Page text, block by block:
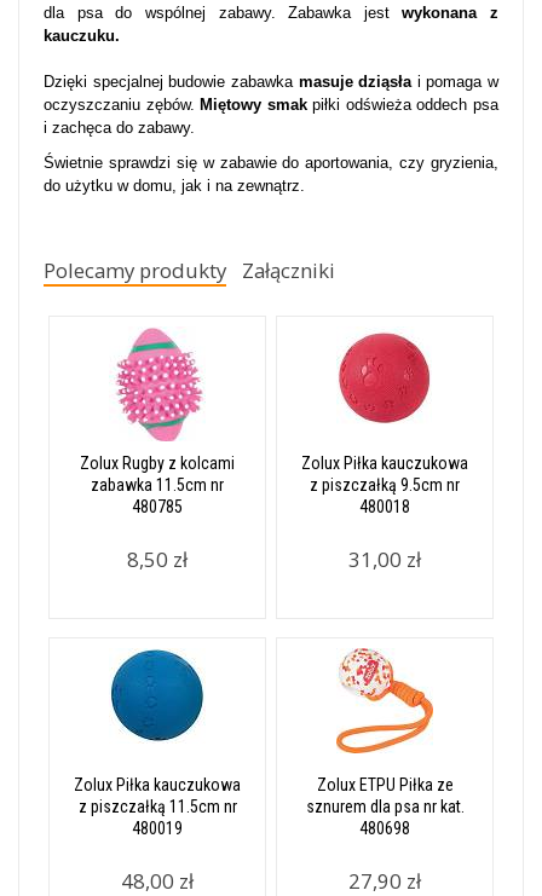
dla psa do wspólnej zabawy. Zabawka jestwykonana z
kauczuku.
Dzięki specjalnej budowie zabawka masuje dziąsłai pomaga w
oczyszczaniu zębów. Miętowy smakpiłki odświeża oddech psa
i zachęca do zabawy.
Świetnie sprawdzi się w zabawie do aportowania, czy gryzienia,
do użytku w domu, jak i na zewnątrz.
Polecamy produkty Załączniki
Zolux Rugby z kolcami
zabawka 11.5cm nr
480785
8,50 zł
Zolux Piłka kauczukowa
z piszczałką 9.5cm nr
480018
31,00 zł
Zolux Piłka kauczukowa
z piszczałką 11.5cm nr
480019
48,00 zł
Zolux ETPU Piłka ze
sznurem dla psa nr kat.
480698
27,90 zł